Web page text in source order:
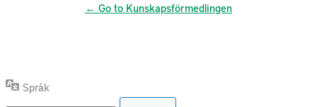
← Go to Kunskapsförmedlingen
Språk